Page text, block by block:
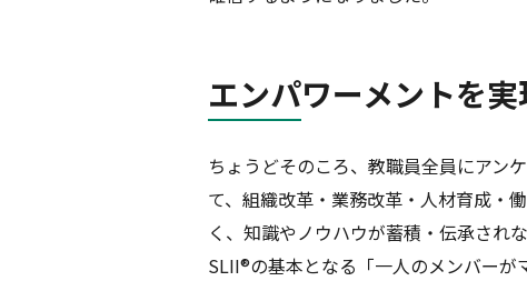
エンパワーメントを
ちょうどそのころ、教職員全員にアン
て、組織改革・業務改革・人材育成・
く、知識やノウハウが蓄積・伝承され
SLII®の基本となる「一人のメンバー